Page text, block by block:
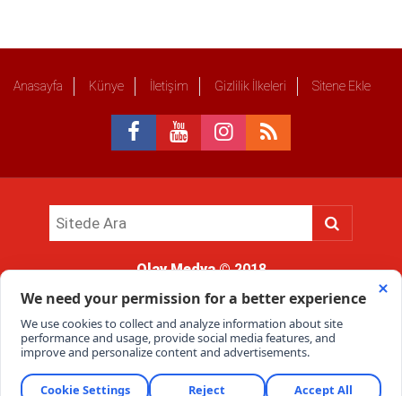
Anasayfa Künye İletişim Gizlilik İlkeleri Sitene Ekle
Olay Medya© 2018
kullanımı hukuki yaptırıma tabidir.